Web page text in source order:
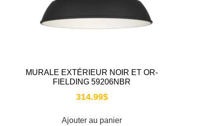
MURALE EXTÉRIEUR NOIR ET OR-
FIELDING 59206NBR
314.99$
Ajouter au panier